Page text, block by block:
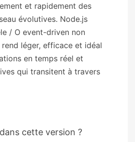
et rapidement des
évolutives. Node.js
/ O event-driven non
léger, efficace et idéal
en temps réel et
qui transitent à travers
cette version ?